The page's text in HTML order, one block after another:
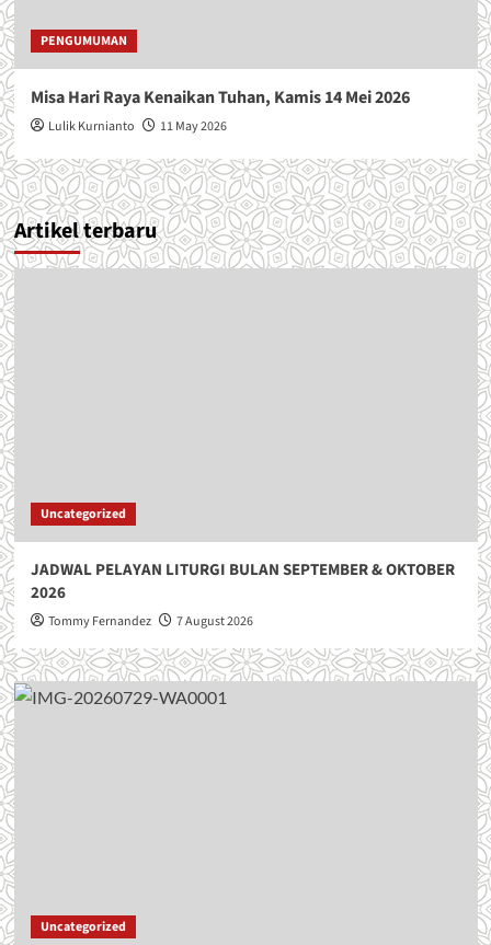
PENGUMUMAN
Misa Hari Raya Kenaikan Tuhan, Kamis 14 Mei 2026
Lulik Kurnianto 11 May 2026
Artikel terbaru
Uncategorized
JADWAL PELAYAN LITURGI BULAN SEPTEMBER & OKTOBER
2026
Tommy Fernandez 7 August 2026
Uncategorized